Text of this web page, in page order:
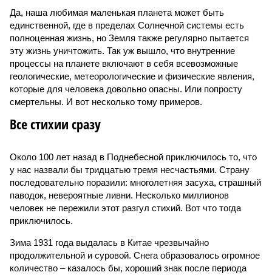
Да, наша любимая маленькая планета может быть
единственной, где в пределах Солнечной системы есть
полноценная жизнь, но Земля также регулярно пытается
эту жизнь уничтожить. Так уж вышло, что внутренние
процессы на планете включают в себя всевозможные
геологические, метеорологические и физические явления,
которые для человека довольно опасны. Или попросту
смертельны. И вот несколько тому примеров.
Все стихии сразу
Около 100 лет назад в Поднебесной приключилось то, что
у нас назвали бы тридцатью тремя несчастьями. Страну
последовательно поразили: многолетняя засуха, страшный
паводок, невероятные ливни. Несколько миллионов
человек не пережили этот разгул стихий. Вот что тогда
приключилось.
Зима 1931 года выдалась в Китае чрезвычайно
продолжительной и суровой. Снега образовалось огромное
количество – казалось бы, хороший знак после периода